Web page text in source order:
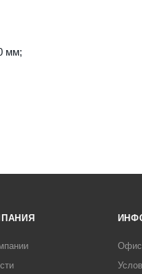
мм;